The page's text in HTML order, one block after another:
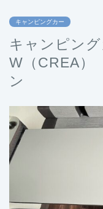
キャンピングカー
キャンピン
W（CREA）
ン